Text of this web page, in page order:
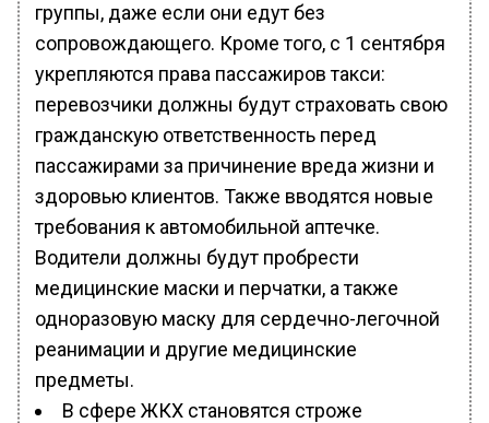
группы, даже если они едут без
сопровождающего. Кроме того, с 1 сентября
укрепляются права пассажиров такси:
перевозчики должны будут страховать свою
гражданскую ответственность перед
пассажирами за причинение вреда жизни и
здоровью клиентов. Также вводятся новые
требования к автомобильной аптечке.
Водители должны будут пробрести
медицинские маски и перчатки, а также
одноразовую маску для сердечно-легочной
реанимации и другие медицинские
предметы.
В сфере ЖКХ становятся строже